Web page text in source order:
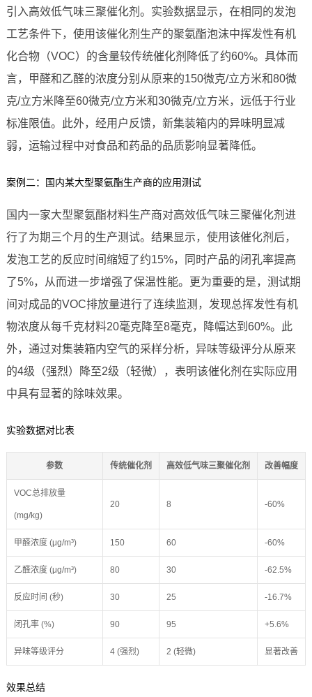
引入高效低气味三聚催化剂。实验数据显示，在相同的发泡
工艺条件下，使用该催化剂生产的聚氨酯泡沫中挥发性有机
化合物（VOC）的含量较传统催化剂降低了约60%。具体而
言，甲醛和乙醛的浓度分别从原来的150微克/立方米和80微
克/立方米降至60微克/立方米和30微克/立方米，远低于行业
标准限值。此外，经用户反馈，新集装箱内的异味明显减
弱，运输过程中对食品和药品的品质影响显著降低。
案例二：国内某大型聚氨酯生产商的应用测试
国内一家大型聚氨酯材料生产商对高效低气味三聚催化剂进
行了为期三个月的生产测试。结果显示，使用该催化剂后，
发泡工艺的反应时间缩短了约15%，同时产品的闭孔率提高
了5%，从而进一步增强了保温性能。更为重要的是，测试期
间对成品的VOC排放量进行了连续监测，发现总挥发性有机
物浓度从每千克材料20毫克降至8毫克，降幅达到60%。此
外，通过对集装箱内空气的采样分析，异味等级评分从原来
的4级（强烈）降至2级（轻微），表明该催化剂在实际应用
中具有显著的除味效果。
实验数据对比表
参数 传统催化剂 高效低气味三聚催化剂 改善幅度
VOC总排放量
(mg/kg)
20 8 -60%
甲醛浓度 (μg/m³) 150 60 -60%
乙醛浓度 (μg/m³) 80 30 -62.5%
反应时间 (秒) 30 25 -16.7%
闭孔率 (%) 90 95 +5.6%
异味等级评分 4 (强烈) 2 (轻微) 显著改善
效果总结